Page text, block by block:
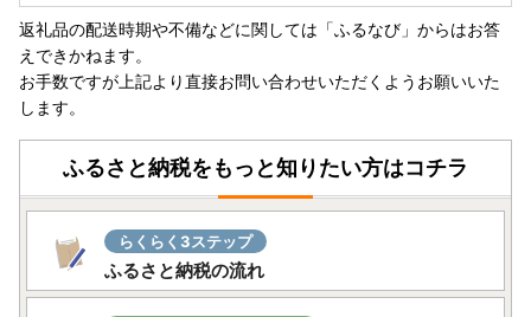
返礼品の配送時期や不備などに関しては「ふるなび」からはお答
えできかねます。
お手数ですが上記より直接お問い合わせいただくようお願いいた
します。
ふるさと納税をもっと知りたい方はコチラ
らくらく3ステップ
ふるさと納税の流れ